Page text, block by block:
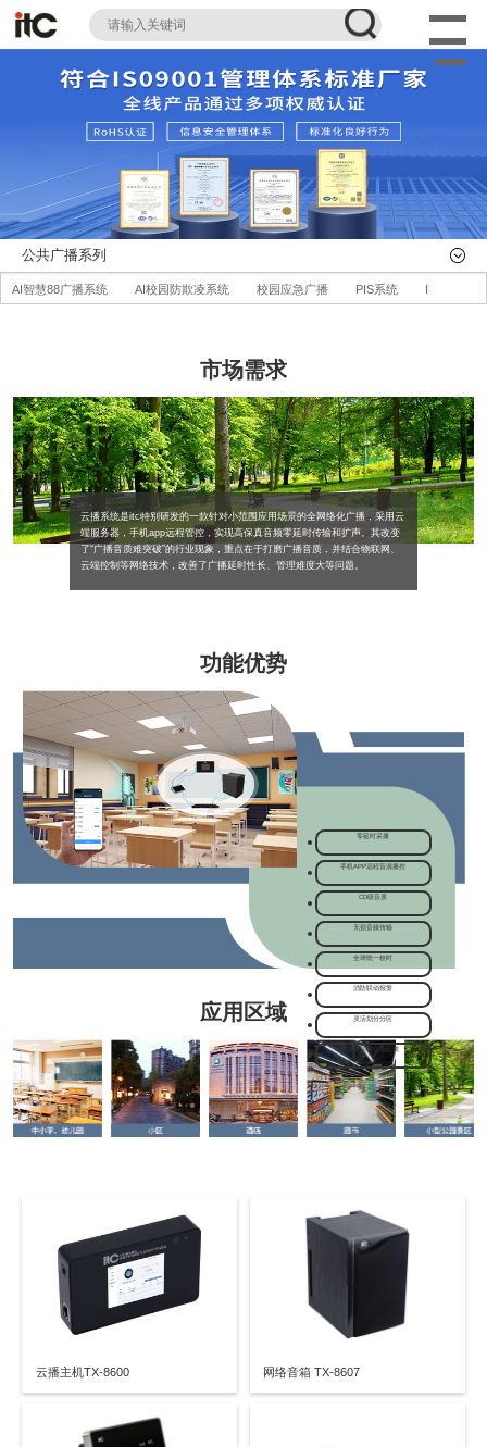
公共广播系列
AI智慧88广播系统 AI校园防欺凌系统 校园应急广播 PIS系统 IP消防广播
市场需求
云播系统是itc特别研发的一款针对小范围应用场景的全网络化广播，采用云
端服务器，手机app远程管控，实现高保真音频零延时传输和扩声。其改变
了“广播音质难突破”的行业现象，重点在于打磨广播音质，并结合物联网、
云端控制等网络技术，改善了广播延时性长、管理难度大等问题。
功能优势
零延时采播
手机APP远程音源播控
CD级音质
无损音频传输
全球统一校时
消防联动报警
灵活划分分区
故障实时监测反馈
应用区域
云播主机TX-8600 网络音箱 TX-8607